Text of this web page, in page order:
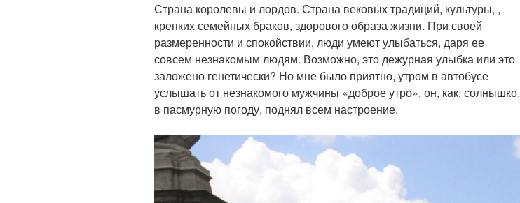
Страна королевы и лордов. Страна вековых традиций, культуры, ,
крепких семейных браков, здорового образа жизни. При своей
размеренности и спокойствии, люди умеют улыбаться, даря ее
совсем незнакомым людям. Возможно, это дежурная улыбка или это
заложено генетически? Но мне было приятно, утром в автобусе
услышать от незнакомого мужчины «доброе утро», он, как, солнышко,
в пасмурную погоду, поднял всем настроение.